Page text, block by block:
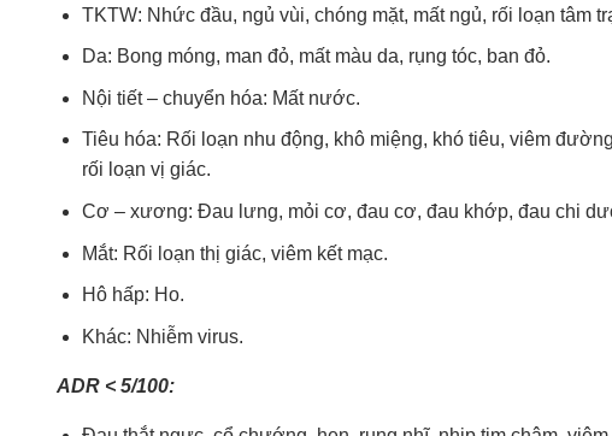
TKTW: Nhức đầu, ngủ vùi, chóng mặt, mất ngủ, rối loạn tâm
Da: Bong móng, man đỏ, mất màu da, rụng tóc, ban đỏ.
Nội tiết – chuyển hóa: Mất nước.
Tiêu hóa: Rối loạn nhu động, khô miệng, khó tiêu, viêm
rối loạn vị giác.
Cơ – xương: Đau lưng, mỏi cơ, đau cơ, đau khớp, đau chi
Mắt: Rối loạn thị giác, viêm kết mạc.
Hô hấp: Ho.
Khác: Nhiễm virus.
ADR < 5/100: